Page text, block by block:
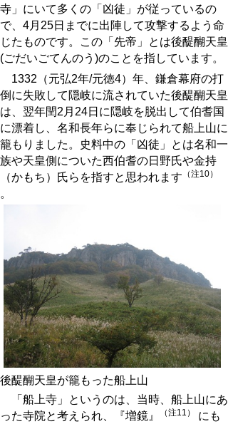
寺」にいて多くの「凶徒」が従っているの
で、4月25日までに出陣して攻撃するよう命
じたものです。この「先帝」とは後醍醐天皇
(ごだいごてんのう)のことを指しています。
1332（元弘2年/元徳4）年、鎌倉幕府の打
倒に失敗して隠岐に流されていた後醍醐天皇
は、翌年閏2月24日に隠岐を脱出して伯耆国
に漂着し、名和長年らに奉じられて船上山に
籠もりました。史料中の「凶徒」とは名和一
族や天皇側についた西伯耆の日野氏や金持
（かもち）氏らを指すと思われます （注10）
。
後醍醐天皇が籠もった船上山
「船上寺」というのは、当時、船上山にあ
った寺院と考えられ、『増鏡』
（注11）
にも